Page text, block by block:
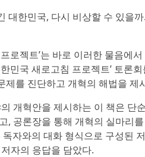
대한민국, 다시 비상할 수 있을
로젝트’는 바로 이러한 물음에
민국 새로고침 프로젝트’ 토론
제를 진단하고 개혁의 해법을 제
의 개혁안을 제시하는 이 책은
, 공론장을 통해 개혁의 실마리
독자와의 대화 형식으로 구성된
자의 응답을 담았다.